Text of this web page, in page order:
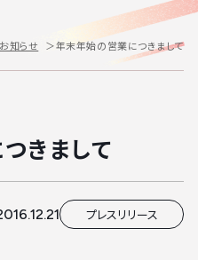
お知らせ 年末年始の営業につきまして
きまして
プレスリリース